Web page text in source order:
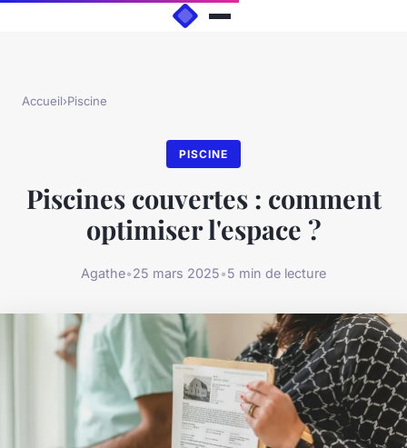
Accueil›Piscine
PISCINE
Piscines couvertes : comment
optimiser l'espace ?
Agathe•25 mars 2025•5 min de lecture